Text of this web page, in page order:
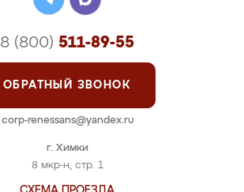
г. Химки
8 мкр-н, стр. 1
8 (800) 511-89-55
ОБРАТНЫЙ ЗВОНОК
corp-renessans@yandex.ru